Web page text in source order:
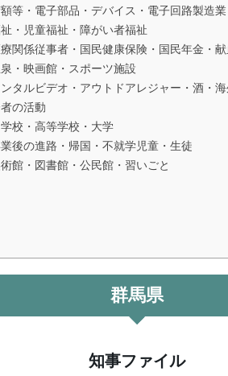
等・電子部品・デバイス・電子回路製造
・児童福祉・障がい者福祉
関係従事者・国民健康保険・国民年金・
・映画館・スポーツ施設
タルビデオ・アウトドアレジャー・酒・
の活動
校・高等学校・大学
後の進路・帰国・不就学児童・生徒
館・図書館・公民館・習いごと
群馬県
知事ファイル